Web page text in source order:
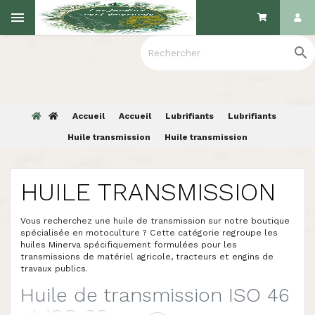

Accueil Accueil Lubrifiants Lubrifiants
Huile transmission Huile transmission
HUILE TRANSMISSION
Vous recherchez une huile de transmission sur notre boutique
spécialisée en motoculture ? Cette catégorie regroupe les
huiles Minerva spécifiquement formulées pour les
transmissions de matériel agricole, tracteurs et engins de
travaux publics.
Huile de transmission ISO 46